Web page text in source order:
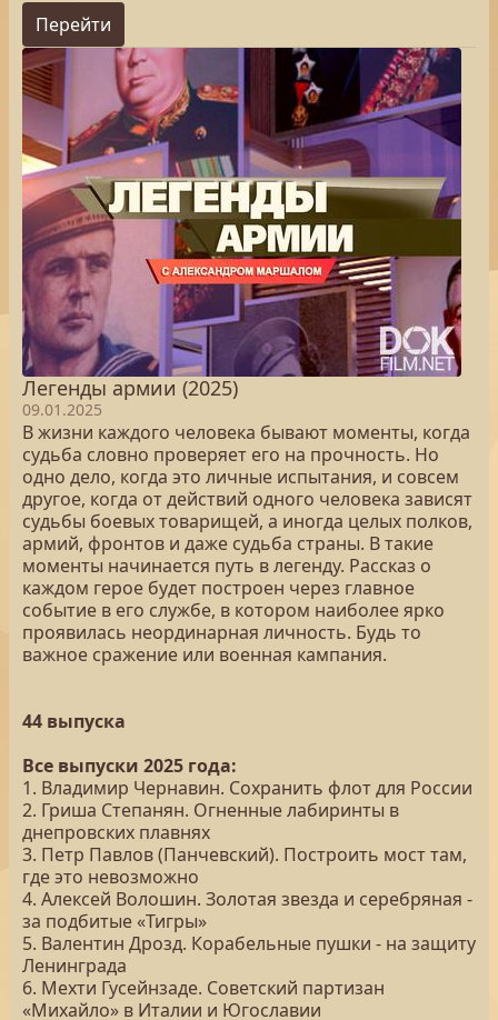
Перейти
Легенды армии (2025)
09.01.2025
В жизни каждого человека бывают моменты, когда
судьба словно проверяет его на прочность. Но
одно дело, когда это личные испытания, и совсем
другое, когда от действий одного человека зависят
судьбы боевых товарищей, а иногда целых полков,
армий, фронтов и даже судьба страны. В такие
моменты начинается путь в легенду. Рассказ о
каждом герое будет построен через главное
событие в его службе, в котором наиболее ярко
проявилась неординарная личность. Будь то
важное сражение или военная кампания.
44 выпуска
Все выпуски 2025 года:
1. Владимир Чернавин. Сохранить флот для России
2. Гриша Степанян. Огненные лабиринты в
днепровских плавнях
3. Петр Павлов (Панчевский). Построить мост там,
где это невозможно
4. Алексей Волошин. Золотая звезда и серебряная -
за подбитые «Тигры»
5. Валентин Дрозд. Корабельные пушки - на защиту
Ленинграда
6. Мехти Гусейнзаде. Советский партизан
«Михайло» в Италии и Югославии